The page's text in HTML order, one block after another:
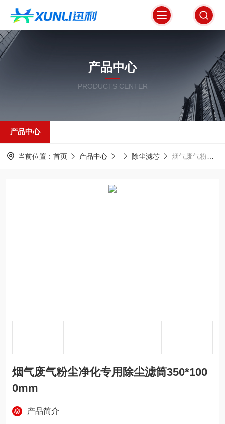
产品中心
PRODUCTS CENTER
产品中心
当前位置： 首页 产品中心 除尘滤芯 烟气废气粉尘净化专用除尘滤筒350*1000mm
烟气废气粉尘净化专用除尘滤筒350*100
0mm
产品简介